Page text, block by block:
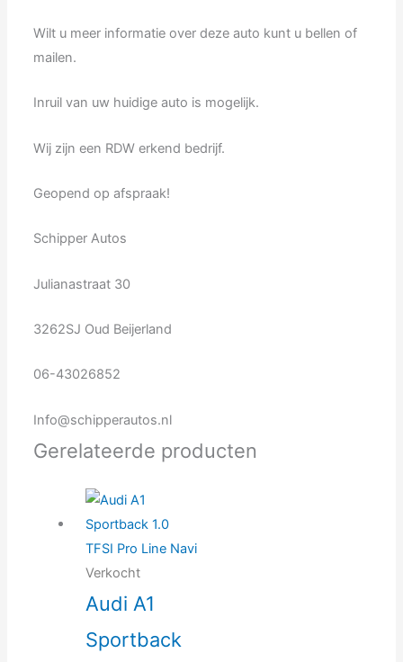
Wilt u meer informatie over deze auto kunt u bellen of
mailen.
Inruil van uw huidige auto is mogelijk.
Wij zijn een RDW erkend bedrijf.
Geopend op afspraak!
Schipper Autos
Julianastraat 30
3262SJ Oud Beijerland
06-43026852
Info@schipperautos.nl
Gerelateerde producten
Verkocht
Audi A1
Sportback